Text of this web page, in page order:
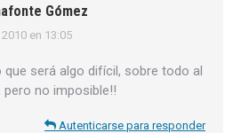
Gómez
en 13:05
que será algo difícil, sobre todo al
pero no imposible!!
Autenticarse para responder